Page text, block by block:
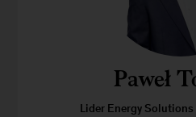
Paweł
Lider Energy